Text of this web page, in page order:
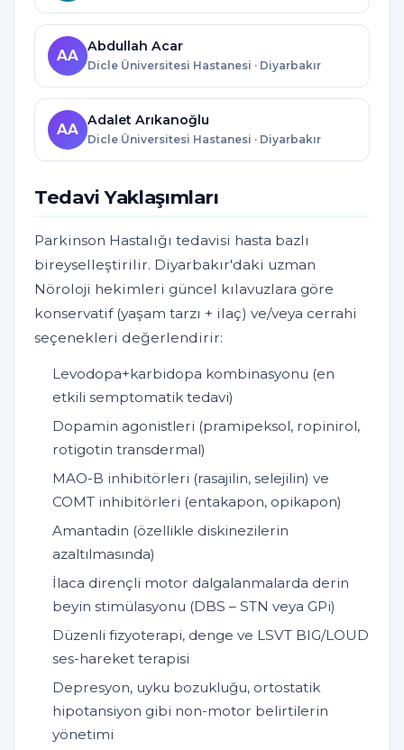
AA
Abdullah Acar
Dicle Üniversitesi Hastanesi · Diyarbakır
AA
Adalet Arıkanoğlu
Dicle Üniversitesi Hastanesi · Diyarbakır
Tedavi Yaklaşımları
Parkinson Hastalığı tedavisi hasta bazlı
bireyselleştirilir. Diyarbakır'daki uzman
Nöroloji hekimleri güncel kılavuzlara göre
konservatif (yaşam tarzı + ilaç) ve/veya cerrahi
seçenekleri değerlendirir:
Levodopa+karbidopa kombinasyonu (en
etkili semptomatik tedavi)
Dopamin agonistleri (pramipeksol, ropinirol,
rotigotin transdermal)
MAO-B inhibitörleri (rasajilin, selejilin) ve
COMT inhibitörleri (entakapon, opikapon)
Amantadin (özellikle diskinezilerin
azaltılmasında)
İlaca dirençli motor dalgalanmalarda derin
beyin stimülasyonu (DBS – STN veya GPi)
Düzenli fizyoterapi, denge ve LSVT BIG/LOUD
ses-hareket terapisi
Depresyon, uyku bozukluğu, ortostatik
hipotansiyon gibi non-motor belirtilerin
yönetimi